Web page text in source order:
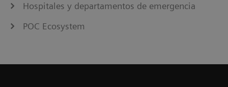
Hospitales y departamentos de emergencia
POC Ecosystem